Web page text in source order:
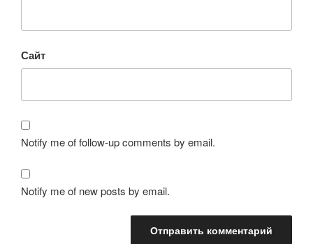
Сайт
Notify me of follow-up comments by email.
Notify me of new posts by email.